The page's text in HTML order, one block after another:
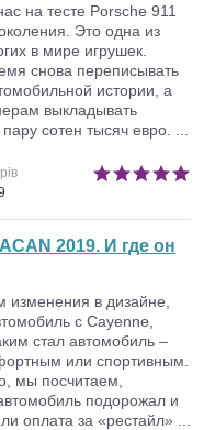
на тесте Porsche 911
Это одна из
в мире игрушек.
снова переписывать
истории, а
выкладывать
сотен тысяч евро. ...
2019. И где он
в дизайне,
с Cayenne,
стал автомобиль –
или спортивным.
мы посчитаем,
подорожал и
оплата за «рестайл» ...